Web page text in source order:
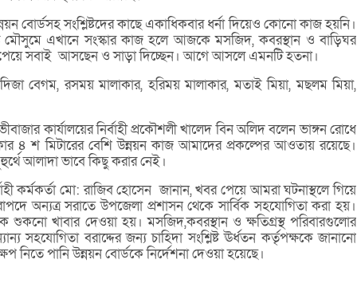
বোর্ডসহ সংশ্লিষ্টদের কাছে একাধিকবার ধর্না দিয়েও কোনো কাজ হয়নি।
এখানে সংস্কার কাজ হলে আজকে মসজিদ, কবরস্থান ও বাড়িঘর
পেয়ে সবাই আসছেন ও সাড়া দিচ্ছেন। আগে আসলে এমনটি হতনা।
বেগম, রসময় মালাকার, হরিময় মালাকার, মতাই মিয়া, মছলম মিয়া,
কার্যালয়ের নির্বাহী প্রকৌশলী খালেদ বিন অলিদ বলেন ভাঙ্গন রোধে
৪ শ মিটারের বেশি উন্নয়ন কাজ আমাদের প্রকল্পের আওতায় রয়েছে।
আলাদা ভাবে কিছু করার নেই।
কর্মকর্তা মো: রাজিব হোসেন জানান, খবর পেয়ে আমরা ঘটনাস্থলে গিয়ে
অন্যত্র সরাতে উপজেলা প্রশাসন থেকে সার্বিক সহযোগিতা করা হয়।
শুকনো খাবার দেওয়া হয়। মসজিদ,কবরস্থান ও ক্ষতিগ্রস্থ পরিবারগুলোর
সহযোগিতা বরাদ্দের জন্য চাহিদা সংশ্লিষ্ট ঊর্ধতন কর্তৃপক্ষকে জানানো
নিতে পানি উন্নয়ন বোর্ডকে নির্দেশনা দেওয়া হয়েছে।